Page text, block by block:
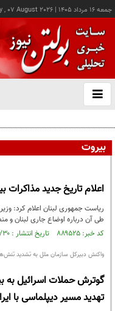
جمعه ۱۶ مرداد ۱۴۰۵ |
, 07 August 2026
باز
و
بیروت
اعلام تاریخ جدید مذاکرات
ریاست جمهوری لبنان اعلام کرد:
طی آن درباره اوضاع جاری لبنان و
کد خبر: ۸۸۹۵۲۵ تاریخ انتشار : ۱۴۰۵/۰۳/۳۰
واکنش دبیرکل سازمان ملل به تشدید
گوترش حملات اسرائیل به
تهدید مسیر دیپلماسی با